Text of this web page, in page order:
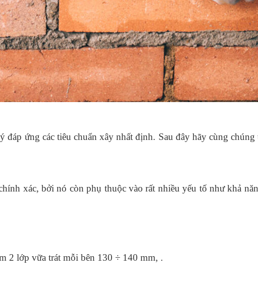
ứng các tiêu chuẩn xây nhất định. Sau đây hãy cùng
xác, bởi nó còn phụ thuộc vào rất nhiều yếu tố như khả
2 lớp vữa trát mỗi bên 130 ÷ 140 mm, .